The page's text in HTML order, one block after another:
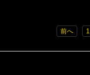
前へ 1